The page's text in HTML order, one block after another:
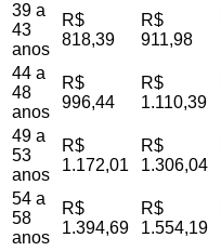
39 a
43
anos
R$
818,39
R$
911,98
44 a
48
anos
R$
996,44
R$
1.110,39
49 a
53
anos
R$
1.172,01
R$
1.306,04
54 a
58
anos
R$
1.394,69
R$
1.554,19